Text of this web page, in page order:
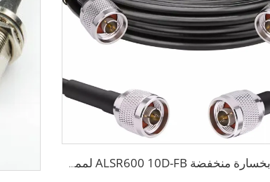
تصنيع كابل بخسارة منخفضة ALSR600 10D-FB لممحاة الراديو اللاسلكي 50 أوم كابل متماثل لنظام الاتصال